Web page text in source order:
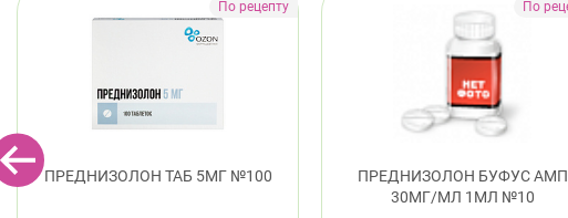
ПРЕДНИЗОЛОН ТАБ 5МГ №100
ПРЕДНИЗОЛОН БУФУС АМП
30МГ/МЛ 1МЛ №10